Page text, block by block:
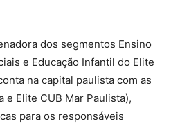
dos segmentos Ensino
e Educação Infantil do Elite
na capital paulista com as
e Elite CUB Mar Paulista),
para os responsáveis